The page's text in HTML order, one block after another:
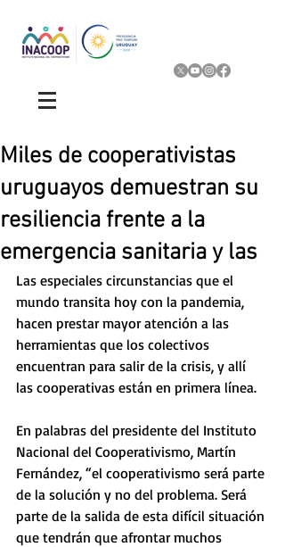
Miles de cooperativistas
uruguayos demuestran su
resiliencia frente a la
emergencia sanitaria y las
Las especiales circunstancias que el
mundo transita hoy con la pandemia,
hacen prestar mayor atención a las
herramientas que los colectivos
encuentran para salir de la crisis, y allí
las cooperativas están en primera línea.
En palabras del presidente del Instituto
Nacional del Cooperativismo, Martín
Fernández, “el cooperativismo será parte
de la solución y no del problema. Será
parte de la salida de esta difícil situación
que tendrán que afrontar muchos